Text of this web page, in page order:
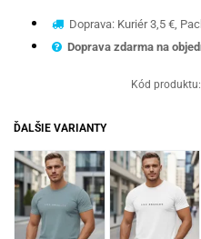
Doprava: Kuriér 3,5 €,
Doprava zdarma na
Kód produktu:
ĎALŠIE VARIANTY